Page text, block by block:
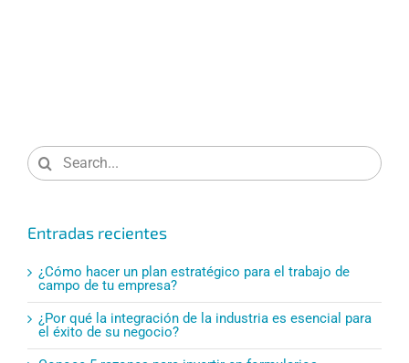
Search
for:
Entradas recientes
¿Cómo hacer un plan estratégico para el trabajo de
campo de tu empresa?
¿Por qué la integración de la industria es esencial para
el éxito de su negocio?